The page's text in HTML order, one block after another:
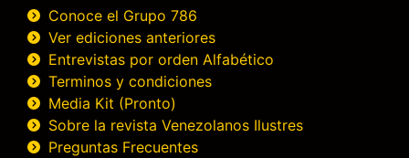
Conoce el Grupo 786
Ver ediciones anteriores
Entrevistas por orden Alfabético
Terminos y condiciones
Media Kit (Pronto)
Sobre la revista Venezolanos Ilustres
Preguntas Frecuentes